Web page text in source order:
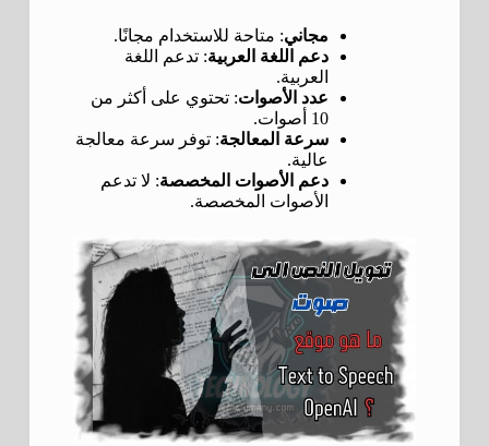
مجاني: متاحة للاستخدام مجانًا.
دعم اللغة العربية: تدعم اللغة
العربية.
عدد الأصوات: تحتوي على أكثر من
10 أصوات.
سرعة المعالجة: توفر سرعة معالجة
عالية.
دعم الأصوات المخصصة: لا تدعم
الأصوات المخصصة.